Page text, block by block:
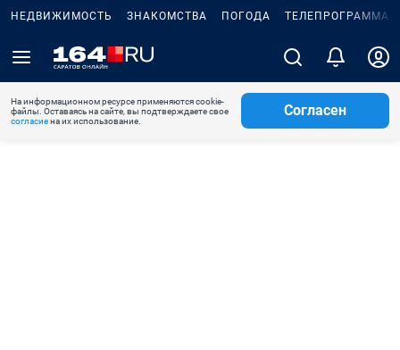
НЕДВИЖИМОСТЬ ЗНАКОМСТВА ПОГОДА ТЕЛЕПРОГРАММА
На информационном ресурсе применяются cookie-
файлы. Оставаясь на сайте, вы подтверждаете свое
согласиена их использование.
Согласен